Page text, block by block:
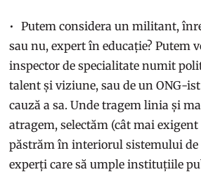
Putem considera un militant,
sau nu, expert în educație? Putem
inspector de specialitate numit
talent și viziune, sau de un ONG-
cauză a sa. Unde tragem linia și
atragem, selectăm (cât mai
păstrăm în interiorul sistemului de
experți care să umple instituțiile